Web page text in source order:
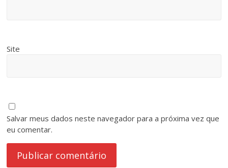
Site
Salvar meus dados neste navegador para a próxima vez que
eu comentar.